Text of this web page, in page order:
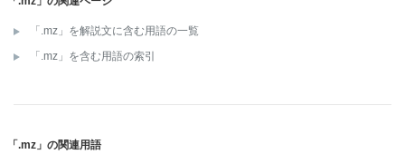
「.mz」を解説文に含む用語の一覧
「.mz」を含む用語の索引
「.mz」の関連用語